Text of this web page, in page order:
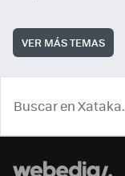
VER MÁS TEMAS